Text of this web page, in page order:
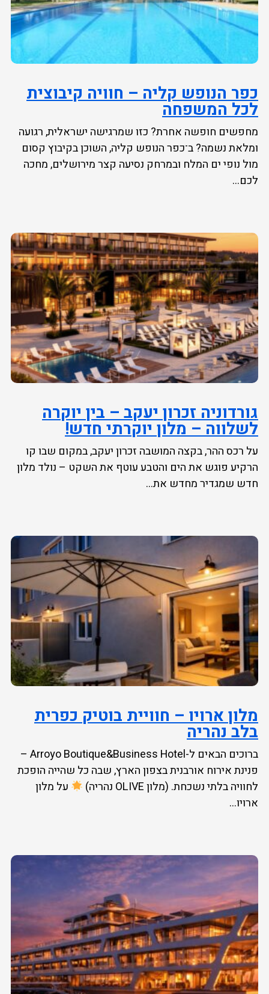
כפר הנופש קליה – חוויה קיבוצית
לכל המשפחה
מחפשים חופשה אחרת? כזו שמרגישה ישראלית, רגועה
ומלאת נשמה? ב־כפר הנופש קליה, השוכן בקיבוץ קסום
מול נופי ים המלח ובמרחק נסיעה קצר מירושלים, מחכה
לכם...
גורדוניה זכרון יעקב – בין יוקרה
לשלווה – מלון יוקרתי חדש!
על רכס ההר, בקצה המושבה זכרון יעקב, במקום שבו קו
הרקיע פוגש את הים והטבע עוטף את השקט – נולד מלון
חדש שמגדיר מחדש את...
מלון ארויו – חוויית בוטיק כפרית
בלב נהריה
ברוכים הבאים ל-Arroyo Boutique&Business Hotel –
פנינת אירוח אורבנית בצפון הארץ, שבה כל שהייה הופכת
לחוויה בלתי נשכחת. (מלון OLIVE נהריה)
על מלון
ארויו...